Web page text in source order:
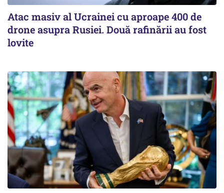
Atac masiv al Ucrainei cu aproape 400 de
drone asupra Rusiei. Două rafinării au fost
lovite